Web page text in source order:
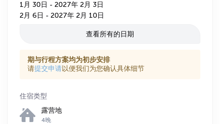
1月 30日 - 2027年 2月 3日
2月 6日 - 2027年 2月 10日
查看所有的日期
期与行程方案均为初步安排
请提交申请以便我们为您确认具体细节
住宿类型
露营地
4晚